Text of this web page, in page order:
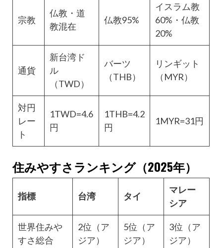
宗教
仏教・道
教混在
仏教95%
イスラム教
60%・仏教
20%
通貨
新台湾ド
ル
（TWD）
バーツ
（THB）
リンギット
（MYR）
対円
レー
ト
1TWD=4.6
円
1THB=4.2
円
1MYR=31円
住みやすさランキング（2025年）
指標 台湾 タイ
マレー
シア
世界住みや
すさ総合
2位（ア
ジア）
5位（ア
ジア）
3位（ア
ジア）